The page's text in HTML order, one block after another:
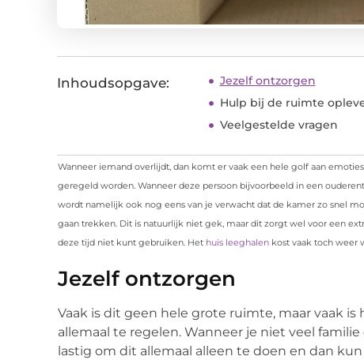
Inhoudsopgave:
Jezelf ontzorgen
Hulp bij de ruimte
Veelgestelde vragen
Wanneer iemand overlijdt, dan komt er vaak een hele golf aan
geregeld worden. Wanneer deze persoon bijvoorbeeld in een
wordt namelijk ook nog eens van je verwacht dat de kamer zo snel
gaan trekken. Dit is natuurlijk niet gek, maar dit zorgt wel voor een
deze tijd niet kunt gebruiken. Het huis leeghalen kost vaak toch weer
Jezelf ontzorgen
Vaak is dit geen hele grote ruimte, maar vaak
allemaal te regelen. Wanneer je niet veel
lastig om dit allemaal alleen te doen en dan